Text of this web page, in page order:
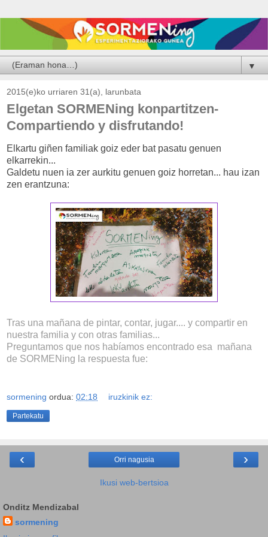
▼
2015(e)ko urriaren 31(a), larunbata
Elgetan SORMENing konpartitzen-
Compartiendo y disfrutando!
Elkartu giñen familiak goiz eder bat pasatu genuen
elkarrekin...
Galdetu nuen ia zer aurkitu genuen goiz horretan... hau izan
zen erantzuna:
Tras una mañana de pintar, contar, jugar.... y compartir en
nuestra familia y con otras familias...
Preguntamos que nos habíamos encontrado esa mañana
de SORMENing la respuesta fue:
sormening ordua: 02:18 iruzkinik ez:
Partekatu
‹ ›
Orri nagusia
Ikusi web-bertsioa
Onditz Mendizabal
sormening